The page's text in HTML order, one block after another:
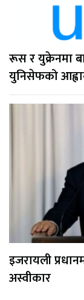
रूस र युक्रेनमा
युनिसेफको
इजरायली
अस्वीकार